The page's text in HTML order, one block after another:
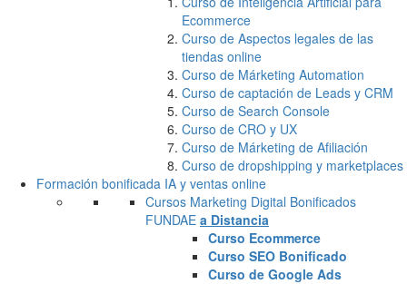
Ecommerce
Curso de Aspectos legales de las
tiendas online
Curso de Márketing Automation
Curso de captación de Leads y CRM
Curso de Search Console
Curso de CRO y UX
Curso de Márketing de Afiliación
Curso de dropshipping y marketplaces
Formación bonificada IA y ventas online
Cursos Marketing Digital Bonificados
FUNDAE a Distancia
Curso Ecommerce
Curso SEO Bonificado
Curso de Google Ads